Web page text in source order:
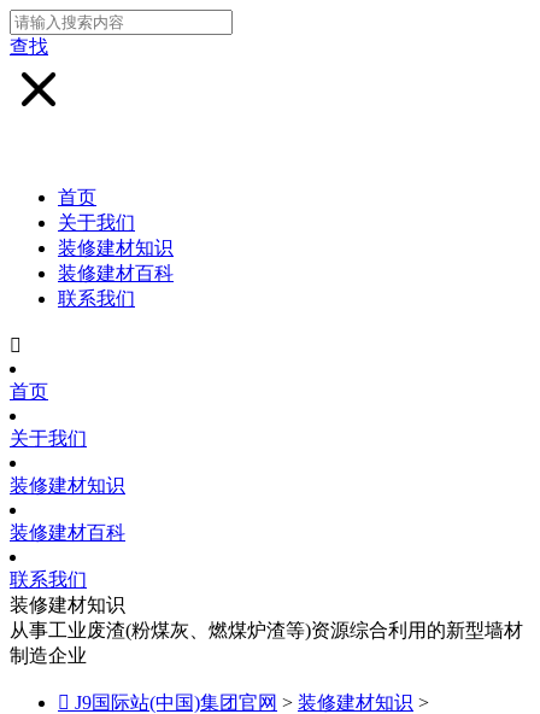
查找
首页
关于我们
装修建材知识
装修建材百科
联系我们

首页
关于我们
装修建材知识
装修建材百科
联系我们
装修建材知识
从事工业废渣(粉煤灰、燃煤炉渣等)资源综合利用的新型墙材
制造企业
 J9国际站(中国)集团官网 > 装修建材知识 >